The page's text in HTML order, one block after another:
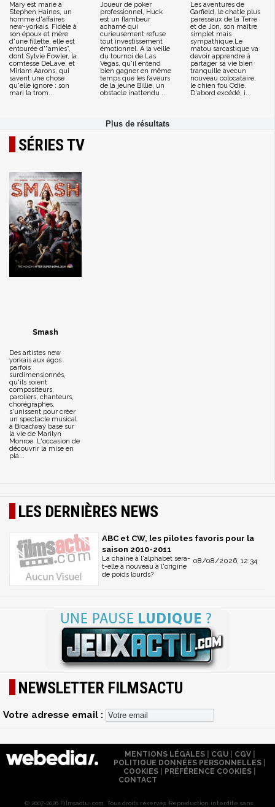
Mary est marié à
Stephen Haines, un
homme d'affaires
new-yorkais. Fidèle à
son époux et mère
d'une fillette, elle est
entourée d'"amies",
dont Sylvie Fowler, la
comtesse DeLave, et
Miriam Aarons, qui
savent une chose
qu'elle ignore : son
mari la trom...
Joueur de poker
professionnel, Huck
est un flambeur
acharné qui
curieusement refuse
tout investissement
émotionnel. A la veille
du tournoi de Las
Vegas, qu'il entend
bien gagner en même
temps que les faveurs
de la jeune Billie, un
obstacle inattendu ...
Les aventures de
Garfield, le chatle plus
paresseux de la Terre
et de Jon, son maître
simplet mais
sympathique.Le
matou sarcastique va
devoir apprendre à
partager sa vie bien
tranquille avecun
nouveau colocataire,
le chien fou Odie.
D'abord excédé, i...
SÉRIES TV
Smash
Des artistes new
yorkais aux égos
parfois
surdimensionnés,
qu'ils soient
compositeurs,
paroliers, chanteurs,
chorégraphes,
s'unissent pour créer
un spectacle musical
à Broadway basé sur
la vie de Marilyn
Monroe. L'occasion de
découvrir la mise en
pla...
LES DERNIÈRES NEWS
ABC et CW, les pilotes favoris pour la
saison 2010-2011
08/08/2026, 12:34
La chaîne à l'alphabet sera-
t-elle à nouveau à l'origine
de poids lourds?
NEWSLETTER FILMSACTU
Votre adresse email :
MENTIONS LÉGALES| CGU| CGV|
POLITIQUE DONNÉES PERSONNELLES
COOKIES
PRÉFÉRENCE COOKIES
CONTACT
© 2007-2026 Filmsactu .com. Tous droits réservés. Reproduction interdite sans